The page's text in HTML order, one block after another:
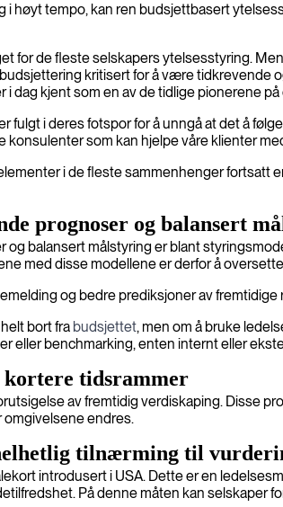
i høyt tempo, kan ren budsjettbasert
for de fleste selskapers ytelsesstyring.
kritisert for å være tidkrevende
i dag kjent som en av de tidlige pionerene
fulgt i deres fotspor for å unngå at det å
som kan hjelpe våre klienter
i de fleste sammenhenger fortsatt
prognoser og balansert
balansert målstyring er blant
med disse modellene er derfor å
og bedre prediksjoner av
bort fra budsjettet, men om å bruke
eller benchmarking, enten internt eller
kortere tidsrammer
av fremtidig verdiskaping. Disse
omgivelsene endres.
tilnærming til
introdusert i USA. Dette er en
På denne måten kan selskaper